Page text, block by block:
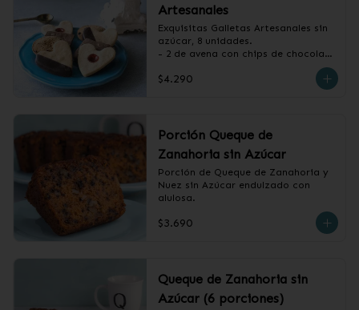
Artesanales
Exquisitas Galletas Artesanales sin
azúcar, 8 unidades.
- 2 de avena con chips de chocolate
chocolate
$4.290
Porción Queque de
Zanahoria sin Azúcar
Porción de Queque de Zanahoria y
Nuez sin Azúcar endulzado con
alulosa.
$3.690
Queque de Zanahoria sin
Azúcar (6 porciones)